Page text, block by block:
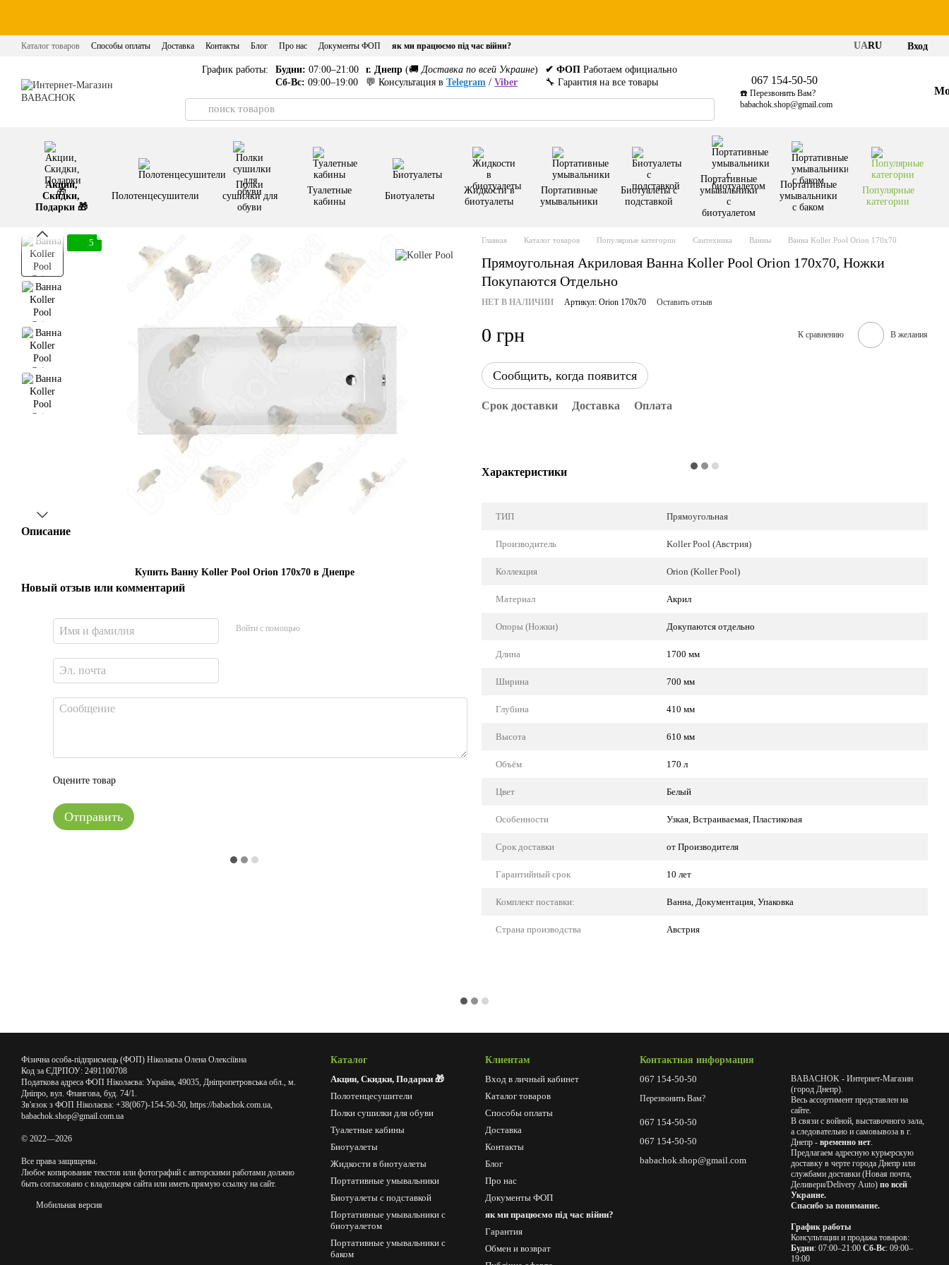
Каталог товаров Способы оплаты Доставка Контакты Блог Про нас Документы ФОП як ми працюємо під час війни? UARU Вход
График работы: Будни: 07:00–21:00
Сб-Вс: 09:00–19:00
г. Днепр (🚚 Доставка по всей Украине)
💬 Консультация в Telegram / Viber
✔ ФОП Работаем официально
🔧 Гарантия на все товары
067 154-50-50
☎️ Перезвонить Вам?
babachok.shop@gmail.com
Акции,
Скидки,
Подарки 🎁
Полотенцесушители
Полки
сушилки для
обуви
Туалетные
кабины
Биотуалеты
Жидкости в
биотуалеты
Портативные
умывальники
Биотуалеты с
подставкой
Портативные
умывальники
с
биотуалетом
Портативные
умывальники
с баком
Популярные
категории
5
Описание
Купить Ванну Koller Pool Orion 170x70 в Днепре
Новый отзыв или комментарий
Войти с помощью
Оцените товар
Отправить
Главная Каталог товаров Популярные категории Сантехника Ванны Ванна Koller Pool Orion 170x70
Прямоугольная Акриловая Ванна Koller Pool Orion 170x70, Ножки
Покупаются Отдельно
НЕТ В НАЛИЧИИ Артикул: Orion 170x70 Оставить отзыв
0 грн К сравнению В желания
Сообщить, когда появится
Срок доставки Доставка Оплата
Характеристики
ТИП Прямоугольная
Производитель Koller Pool (Австрия)
Коллекция Orion (Koller Pool)
Материал Акрил
Опоры (Ножки) Докупаются отдельно
Длина 1700 мм
Ширина 700 мм
Глубина 410 мм
Высота 610 мм
Объём 170 л
Цвет Белый
Особенности Узкая, Встраиваемая, Пластиковая
Срок доставки от Производителя
Гарантийный срок 10 лет
Комплект поставки: Ванна, Документация, Упаковка
Страна производства Австрия
Фізична особа-підприємець (ФОП) Ніколаєва Олена Олексіївна
Код за ЄДРПОУ: 2491100708
Податкова адреса ФОП Ніколаєва: Україна, 49035, Дніпропетровська обл., м.
Дніпро, вул. Флангова, буд. 74/1.
Зв'язок з ФОП Ніколаєва: +38(067)-154-50-50, https://babachok.com.ua,
babachok.shop@gmail.com.ua
© 2022—2026
Все права защищены.
Любое копирование текстов или фотографий с авторскими работами должно
быть согласовано с владельцем сайта или иметь прямую ссылку на сайт.
Мобильная версия
Каталог
Акции, Скидки, Подарки 🎁
Полотенцесушители
Полки сушилки для обуви
Туалетные кабины
Биотуалеты
Жидкости в биотуалеты
Портативные умывальники
Биотуалеты с подставкой
Портативные умывальники с
биотуалетом
Портативные умывальники с
баком
Клиентам
Вход в личный кабинет
Каталог товаров
Способы оплаты
Доставка
Контакты
Блог
Про нас
Документы ФОП
як ми працюємо під час війни?
Гарантия
Обмен и возврат
Контактная информация
067 154-50-50
Перезвонить Вам?
067 154-50-50
067 154-50-50
babachok.shop@gmail.com
BABACHOK - Интернет-Магазин
(город Днепр).
Весь ассортимент представлен на
сайте.
В связи с войной, выставочного зала,
а следовательно и самовывоза в г.
Днепр - временно нет.
Предлагаем адресную курьерскую
доставку в черте города Днепр или
службами доставки (Новая почта,
Деливери/Delivery Auto) по всей
Украине.
Спасибо за понимание.
График работы
Консультации и продажа товаров:
Будни: 07:00–21:00 Сб-Вс: 09:00–
19:00